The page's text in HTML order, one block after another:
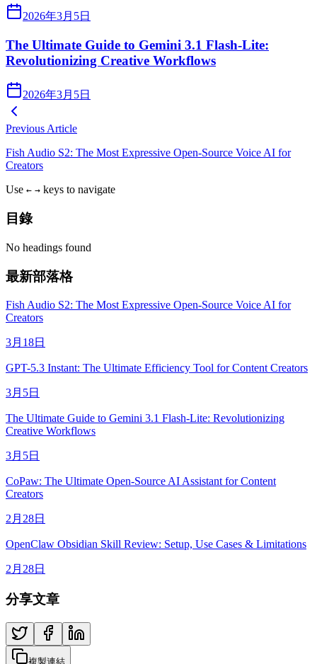
2026年3月5日
The Ultimate Guide to Gemini 3.1 Flash-Lite:
Revolutionizing Creative Workflows
2026年3月5日
Previous Article
Fish Audio S2: The Most Expressive Open-Source Voice AI for
Creators
Use ← → keys to navigate
目錄
No headings found
最新部落格
Fish Audio S2: The Most Expressive Open-Source Voice AI for
Creators
3月18日
GPT-5.3 Instant: The Ultimate Efficiency Tool for Content Creators
3月5日
The Ultimate Guide to Gemini 3.1 Flash-Lite: Revolutionizing
Creative Workflows
3月5日
CoPaw: The Ultimate Open-Source AI Assistant for Content
Creators
2月28日
OpenClaw Obsidian Skill Review: Setup, Use Cases & Limitations
2月28日
分享文章
複製連結